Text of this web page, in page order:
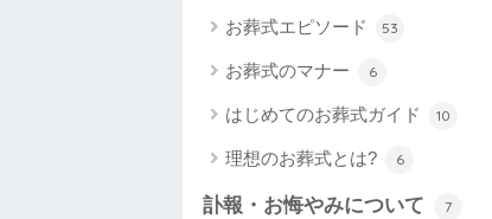
お葬式エピソード 53
お葬式のマナー 6
はじめてのお葬式ガイド 10
理想のお葬式とは? 6
訃報・お悔やみについて 7